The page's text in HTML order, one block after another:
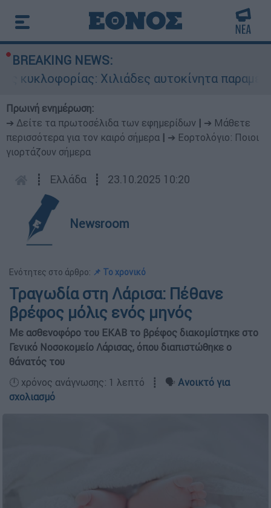
BREAKING NEWS:
κυκλοφορίας: Χιλιάδες αυτοκίνητα
Πρωινή ενημέρωση:
➔ Δείτε τα πρωτοσέλιδα των εφημερίδων
➔ Μάθετε
περισσότερα για τον καιρό σήμερα
➔ Εορτολόγιο: Ποιοι
γιορτάζουν σήμερα
┋ Ελλάδα ┋ 23.10.2025 10:20
Newsroom
Ενότητες στο άρθρο: 📌 Το χρονικό
Τραγωδία στη Λάρισα: Πέθανε
βρέφος μόλις ενός μηνός
Με ασθενοφόρο του ΕΚΑΒ το βρέφος διακομίστηκε στο
Γενικό Νοσοκομείο Λάρισας, όπου διαπιστώθηκε ο
θάνατός του
🕛 χρόνος ανάγνωσης: 1 λεπτό ┋ 🗣️ Ανοικτό για
σχολιασμό